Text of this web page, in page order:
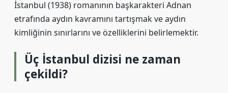
İstanbul (1938) romanının başkarakteri Adnan
etrafında aydın kavramını tartışmak ve aydın
kimliğinin sınırlarını ve özelliklerini belirlemektir.
Üç İstanbul dizisi ne zaman
çekildi?